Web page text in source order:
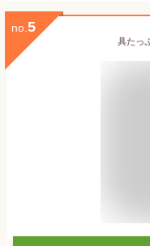
no. 5
具たっ